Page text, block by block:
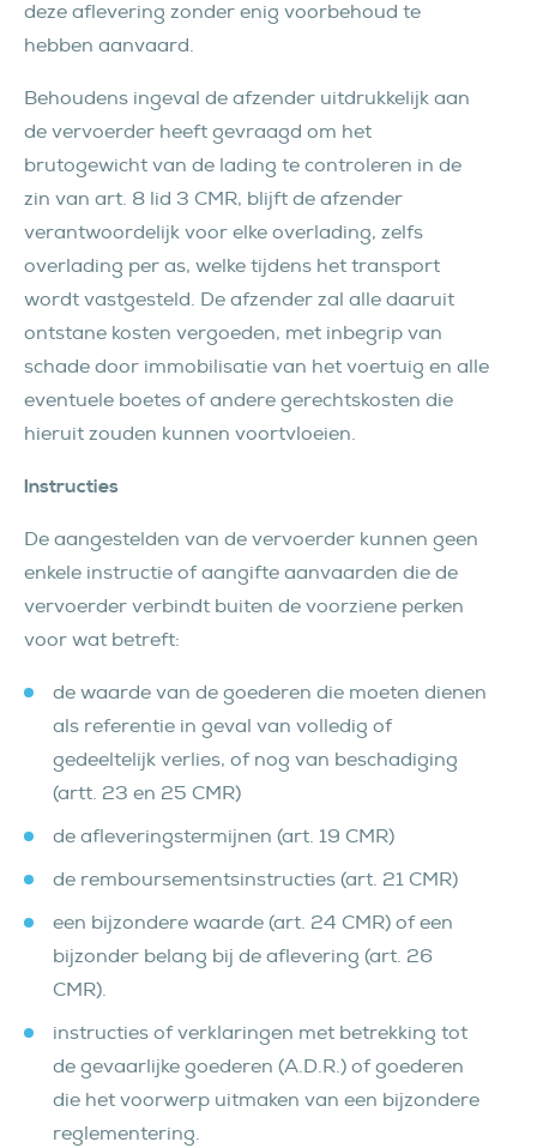
deze aflevering zonder enig voorbehoud te
hebben aanvaard.
Behoudens ingeval de afzender uitdrukkelijk aan
de vervoerder heeft gevraagd om het
brutogewicht van de lading te controleren in de
zin van art. 8 lid 3 CMR, blijft de afzender
verantwoordelijk voor elke overlading, zelfs
overlading per as, welke tijdens het transport
wordt vastgesteld. De afzender zal alle daaruit
ontstane kosten vergoeden, met inbegrip van
schade door immobilisatie van het voertuig en alle
eventuele boetes of andere gerechtskosten die
hieruit zouden kunnen voortvloeien.
Instructies
De aangestelden van de vervoerder kunnen geen
enkele instructie of aangifte aanvaarden die de
vervoerder verbindt buiten de voorziene perken
voor wat betreft:
de waarde van de goederen die moeten dienen
als referentie in geval van volledig of
gedeeltelijk verlies, of nog van beschadiging
(artt. 23 en 25 CMR)
de afleveringstermijnen (art. 19 CMR)
de remboursementsinstructies (art. 21 CMR)
een bijzondere waarde (art. 24 CMR) of een
bijzonder belang bij de aflevering (art. 26
CMR).
instructies of verklaringen met betrekking tot
de gevaarlijke goederen (A.D.R.) of goederen
die het voorwerp uitmaken van een bijzondere
reglementering.